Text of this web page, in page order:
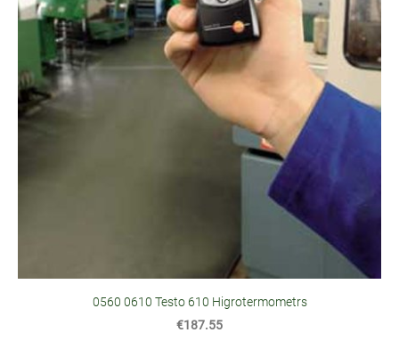
0560 0610 Testo 610 Higrotermometrs
€187.55